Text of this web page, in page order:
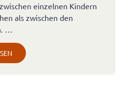
einzelnen Kindern
als zwischen den
…